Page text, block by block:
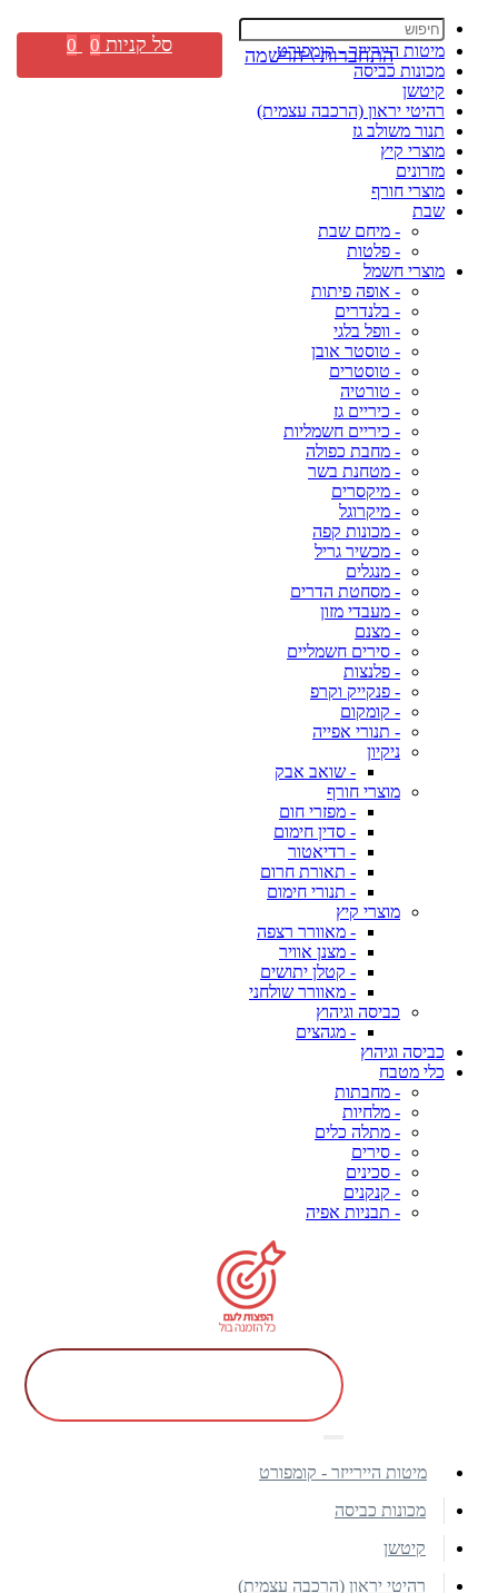
מיטות היירייזר - קומפורט
מכונות כביסה
קיטשן
רהיטי יראון (הרכבה עצמית)
תנור משולב גז
מוצרי קיץ
מזרונים
מוצרי חורף
שבת
- מיחם שבת
- פלטות
מוצרי חשמל
- אופה פיתות
- בלנדרים
- וופל בלגי
- טוסטר אובן
- טוסטרים
- טורטיה
- כיריים גז
- כיריים חשמליות
- מחבת כפולה
- מטחנת בשר
- מיקסרים
- מיקרוגל
- מכונות קפה
- מכשיר גריל
- מנגלים
- מסחטת הדרים
- מעבדי מזון
- מצנם
- סירים חשמליים
- פלנצות
- פנקייק וקרפ
- קומקום
- תנורי אפייה
ניקיון
- שואב אבק
מוצרי חורף
- מפזרי חום
- סדין חימום
- רדיאטור
- תאורת חרום
- תנורי חימום
מוצרי קיץ
- מאוורר רצפה
- מצנן אוויר
- קטלן יתושים
- מאוורר שולחני
כביסה וגיהוץ
- מגהצים
כביסה וגיהוץ
כלי מטבח
- מחבתות
- מלחיות
- מתלה כלים
- סירים
- סכינים
- קנקנים
- תבניות אפיה
התחברות \ הרשמה סל קניות 0
0
מיטות היירייזר - קומפורט
מכונות כביסה
קיטשן
רהיטי יראון (הרכבה עצמית)